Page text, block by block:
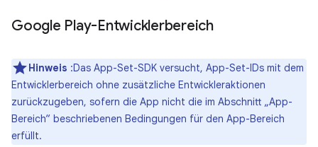
Google Play-Entwicklerbereich
Hinweis :Das App-Set-SDK versucht, App-Set-IDs mit dem
Entwicklerbereich ohne zusätzliche Entwickleraktionen
zurückzugeben, sofern die App nicht die im Abschnitt „App-
Bereich“ beschriebenen Bedingungen für den App-Bereich
erfüllt.